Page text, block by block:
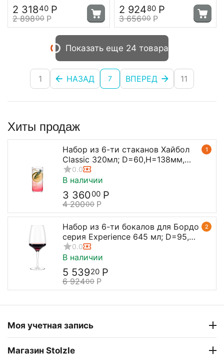
2 31840 Р
2 89800 Р
2 92480 Р
3 65600 Р
Показать еще 24 товара
1 НАЗАД 7 ВПЕРЕД 11
Хиты продаж
1
Набор из 6-ти стаканов Хайбол
Classic 320мл; D=60,H=138мм,
Stolzle
0.0
В наличии
3 36000 Р
4 20000 Р
2
Набор из 6-ти бокалов для Бордо
серия Experience 645 мл; D=95,
H=238 мм, Stolzle
0.0
В наличии
5 53920 Р
6 92400 Р
Моя учетная запись
Магазин Stolzle